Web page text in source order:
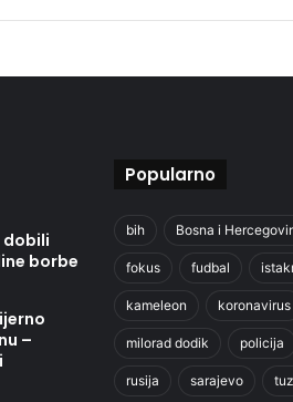
dobili
borbe
–
Popularno
bih Bosna i
fokus fudbal
kameleon koronavirus
milorad dodik policija
rusija sarajevo